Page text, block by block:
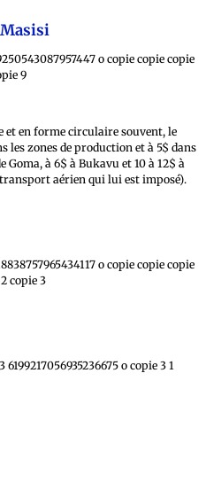
et en forme circulaire souvent, le
les zones de production et à 5$ dans
à 6$ à Bukavu et 10 à 12$ à
aérien qui lui est imposé).